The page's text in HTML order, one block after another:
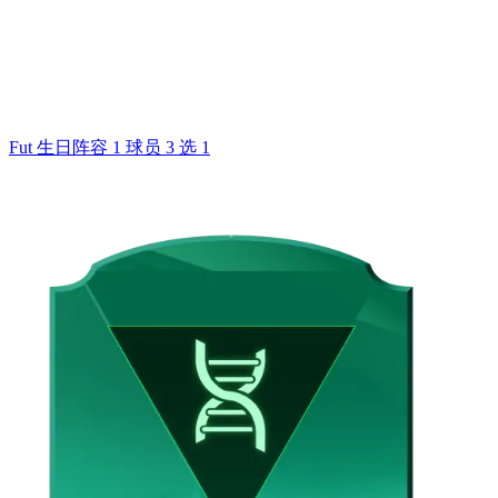
Fut 生日阵容 1 球员 3 选 1